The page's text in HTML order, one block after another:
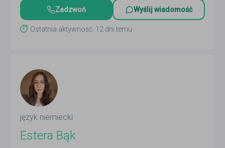
Zadzwoń Wyślij wiadomość
Ostatnia aktywność: 12 dni temu
język niemiecki
Estera Bąk